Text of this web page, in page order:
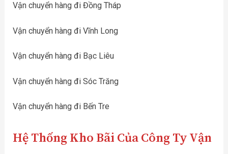
Vận chuyển hàng đi Đồng Tháp
Vận chuyển hàng đi Vĩnh Long
Vận chuyển hàng đi Bạc Liêu
Vận chuyển hàng đi Sóc Trăng
Vận chuyển hàng đi Bến Tre
Hệ Thống Kho Bãi Của Công Ty Vận